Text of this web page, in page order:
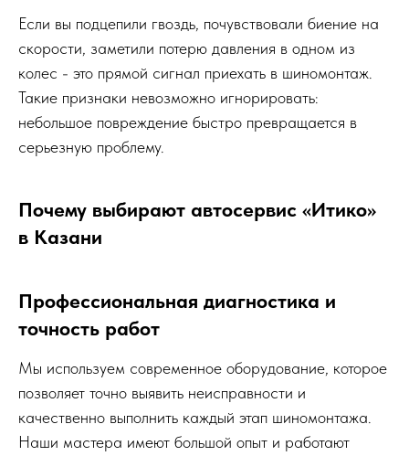
Если вы подцепили гвоздь, почувствовали биение на
скорости, заметили потерю давления в одном из
колес - это прямой сигнал приехать в шиномонтаж.
Такие признаки невозможно игнорировать:
небольшое повреждение быстро превращается в
серьезную проблему.
Почему выбирают автосервис «Итико»
в Казани
Профессиональная диагностика и
точность работ
Мы используем современное оборудование, которое
позволяет точно выявить неисправности и
качественно выполнить каждый этап шиномонтажа.
Наши мастера имеют большой опыт и работают